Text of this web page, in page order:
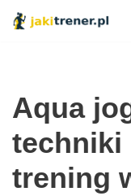
Aqua
techniki
trening